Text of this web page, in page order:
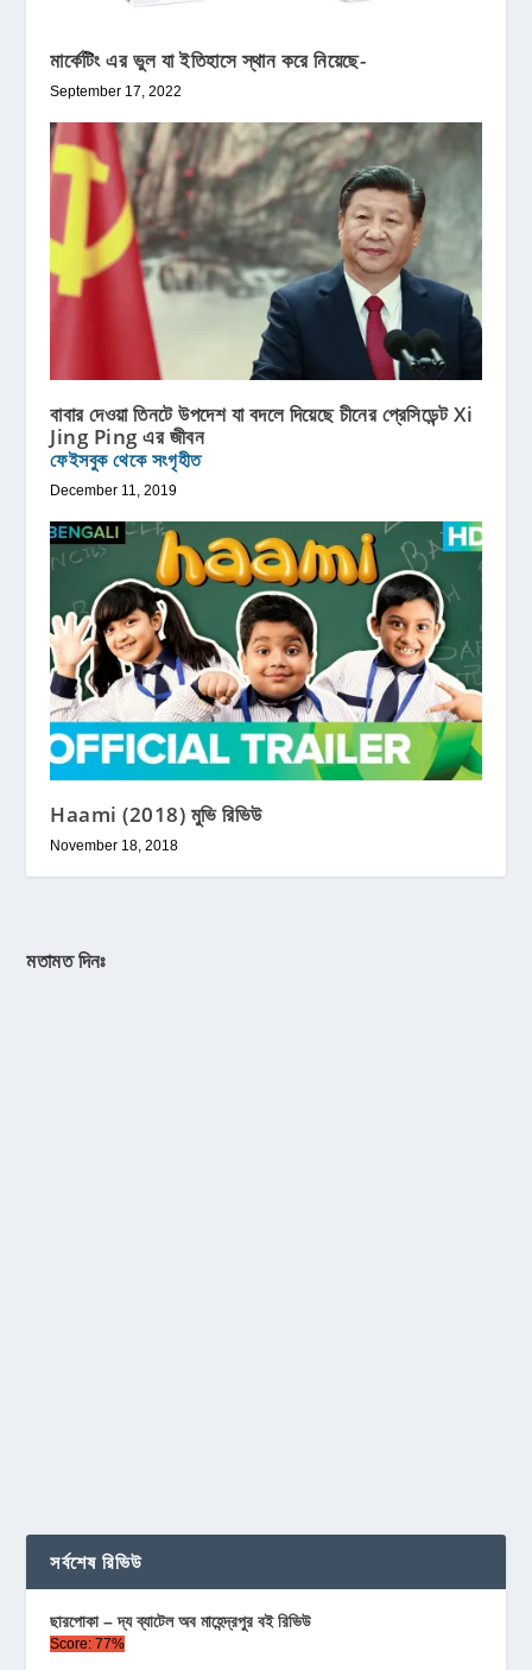
মার্কেটিং এর ভুল যা ইতিহাসে স্থান করে নিয়েছে-
September 17, 2022
বাবার দেওয়া তিনটে উপদেশ যা বদলে দিয়েছে চীনের প্রেসিডেন্ট Xi
Jing Ping এর জীবন
ফেইসবুক থেকে সংগৃহীত
December 11, 2019
Haami (2018) মুভি রিভিউ
November 18, 2018
মতামত দিনঃ
সর্বশেষ রিভিউ
ছারপোকা – দ্য ব্যাটেল অব মাহেন্দ্রপুর বই রিভিউ
Score: 77%